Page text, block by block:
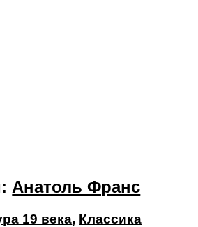
Анатоль Франс
19 века, Классика